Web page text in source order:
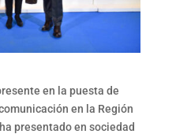
en la puesta de
en la Región
presentado en sociedad